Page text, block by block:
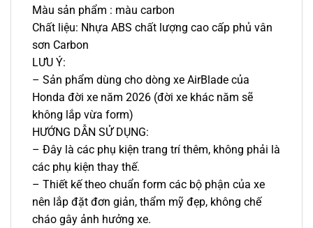
Màu sản phẩm : màu carbon
Chất liệu: Nhựa ABS chất lượng cao cấp phủ vân
sơn Carbon
LƯU Ý:
– Sản phẩm dùng cho dòng xe AirBlade của
Honda đời xe năm 2026 (đời xe khác năm sẽ
không lắp vừa form)
HƯỚNG DẪN SỬ DỤNG:
– Đây là các phụ kiện trang trí thêm, không phải là
các phụ kiện thay thế.
– Thiết kế theo chuẩn form các bộ phận của xe
nên lắp đặt đơn giản, thẩm mỹ đẹp, không chế
cháo gây ảnh hưởng xe.